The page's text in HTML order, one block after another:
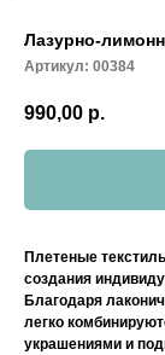
Лазурно-
Артикул: 00384
990,00 р.
Плетеные
создания
Благодаря
легко
украшениями и